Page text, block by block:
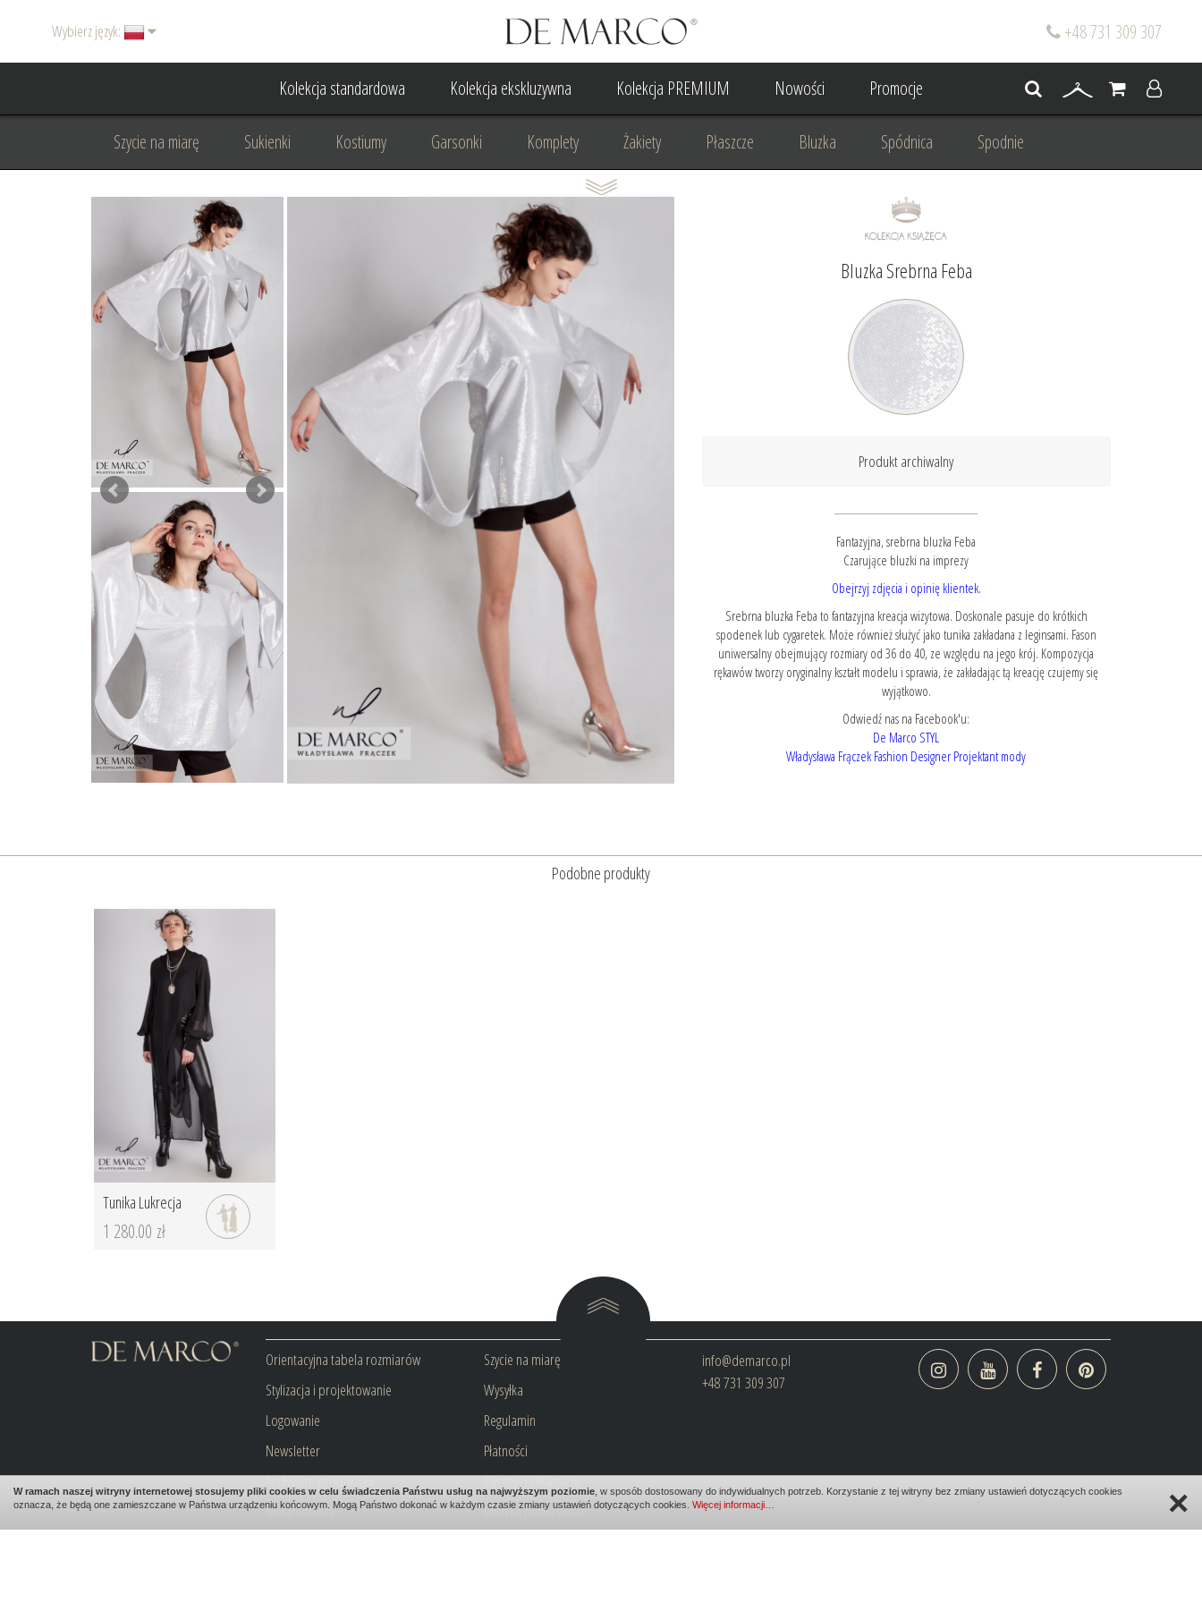
+48 731 309 307
Wybierz język:
Kolekcja standardowa Kolekcja ekskluzywna Kolekcja PREMIUM Nowości Promocje
Szycie na miarę Sukienki Kostiumy Garsonki Komplety Żakiety Płaszcze Bluzka Spódnica Spodnie
Basic Dodatki Garnitury damskie Suknia Wieczorowa Suknia Ślubna Dla mamy wesela
Odzież wizytowa Odzież biznesowa Na komunię Projektowanie/ Stylizacja
Bluzka Srebrna Feba
Produkt archiwalny
Fantazyjna, srebrna bluzka Feba
Czarujące bluzki na imprezy
Obejrzyj zdjęcia i opinię klientek.
Srebrna bluzka Feba to fantazyjna kreacja wizytowa. Doskonale pasuje do krótkich
spodenek lub cygaretek. Może również służyć jako tunika zakładana z leginsami. Fason
uniwersalny obejmujący rozmiary od 36 do 40, ze względu na jego krój. Kompozycja
rękawów tworzy oryginalny kształt modelu i sprawia, że zakładając tą kreację czujemy się
wyjątkowo.
Odwiedź nas na Facebook'u:
De Marco STYL
Władysława Frączek Fashion Designer Projektant mody
Podobne produkty
Tunika Lukrecja
1 280.00 zł
Orientacyjna tabela rozmiarów
Stylizacja i projektowanie
Logowanie
Newsletter
Archiwum produktów
Metamorfoza
Szycie na miarę
Wysyłka
Regulamin
Płatności
Zwroty i reklamacje
Polityka prywatności
info@demarco.pl
+48 731 309 307
×
W ramach naszej witryny internetowej stosujemy pliki cookies w celu świadczenia Państwu usług na najwyższym poziomie , w sposób dostosowany do indywidualnych potrzeb. Korzystanie z tej witryny bez zmiany ustawień dotyczących cookies
oznacza, że będą one zamieszczane w Państwa urządzeniu końcowym. Mogą Państwo dokonać w każdym czasie zmiany ustawień dotyczących cookies. Więcej informacji…